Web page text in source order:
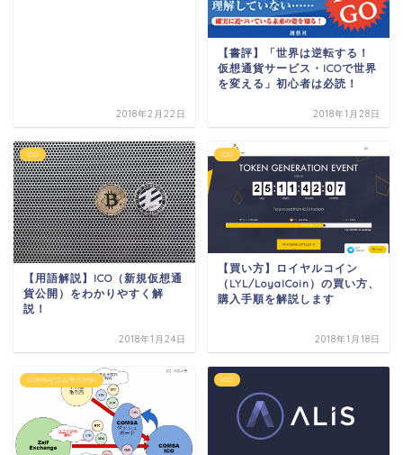
2018年2月22日
【書評】「世界は逆転する！
仮想通貨サービス・ICOで世界
を変える」初心者は必読！
2018年1月28日
ICO
【用語解説】ICO（新規仮想通
貨公開）をわかりやすく解
説！
2018年1月24日
ICO
【買い方】ロイヤルコイン
（LYL/LoyalCoin）の買い方、
購入手順を解説します
2018年1月18日
COMSA(コムサ/CMS) ICO